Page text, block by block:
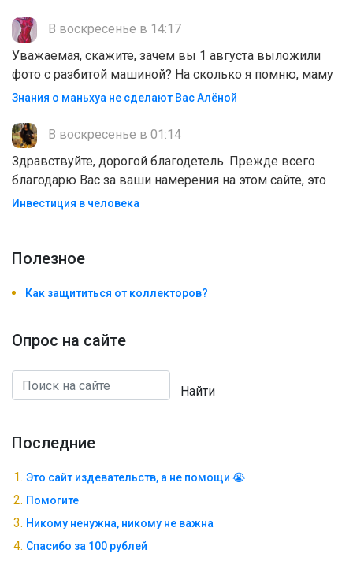
В воскресенье в 14:17
Уважаемая, скажите, зачем вы 1 августа выложили
фото с разбитой машиной? На сколько я помню, маму
Знания о маньхуа не сделают Вас Алëной
В воскресенье в 01:14
Здравствуйте, дорогой благодетель. Прежде всего
благодарю Вас за ваши намерения на этом сайте, это
Инвестиция в человека
Полезноe
Как защититься от коллекторов?
Опрос на сайте
Найти
Последние
Это сайт издевательств, а не помощи 😭
Помогите
Никому ненужна, никому не важна
Спасибо за 100 рублей